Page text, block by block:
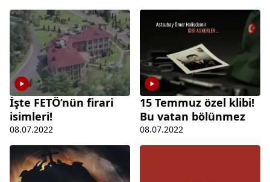
İşte FETÖ’nün firari
isimleri!
08.07.2022
15 Temmuz özel klibi!
Bu vatan bölünmez
08.07.2022